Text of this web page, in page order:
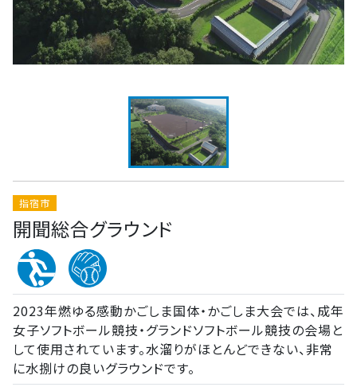
指宿市
開聞総合グラウンド
2023年燃ゆる感動かごしま国体・かごしま大会では、成年
女子ソフトボール競技・グランドソフトボール競技の会場と
して使用されています。水溜りがほとんどできない、非常
に水捌けの良いグラウンドです。